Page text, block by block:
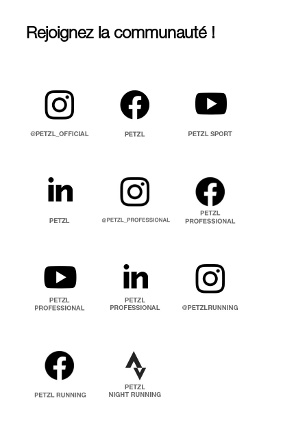
Rejoignez la communauté !